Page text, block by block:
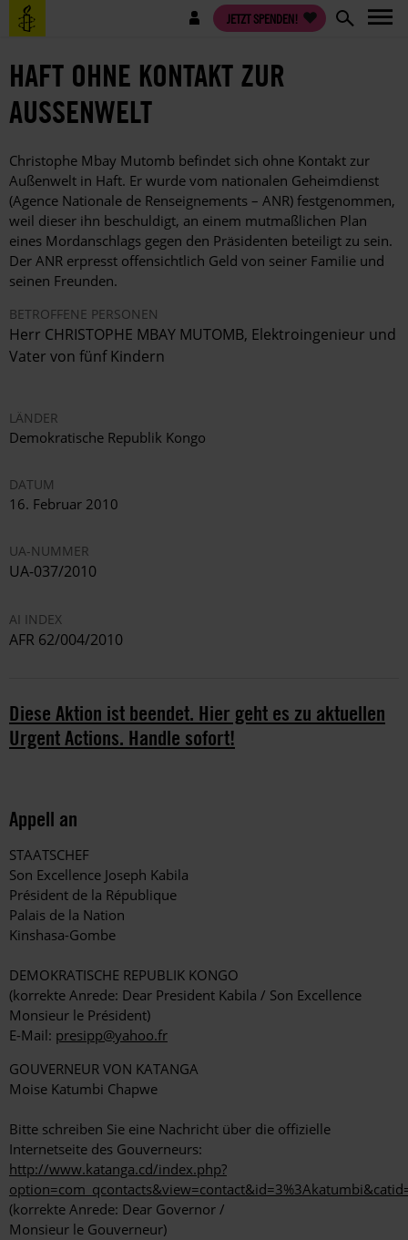
Direkt
zum
Benutzermenü JETZT SPENDEN!
HAFT OHNE KONTAKT ZUR
AUSSENWELT
Christophe Mbay Mutomb befindet sich ohne Kontakt zur
Außenwelt in Haft. Er wurde vom nationalen Geheimdienst
(Agence Nationale de Renseignements – ANR) festgenommen,
weil dieser ihn beschuldigt, an einem mutmaßlichen Plan
eines Mordanschlags gegen den Präsidenten beteiligt zu sein.
Der ANR erpresst offensichtlich Geld von seiner Familie und
seinen Freunden.
BETROFFENE PERSONEN
Herr CHRISTOPHE MBAY MUTOMB, Elektroingenieur und
Vater von fünf Kindern
LÄNDER
Demokratische Republik Kongo
DATUM
16. Februar 2010
UA-NUMMER
UA-037/2010
AI INDEX
AFR 62/004/2010
Diese Aktion ist beendet. Hier geht es zu aktuellen
Urgent Actions. Handle sofort!
Appell an
STAATSCHEF
Son Excellence Joseph Kabila
Président de la République
Palais de la Nation
Kinshasa-Gombe
DEMOKRATISCHE REPUBLIK KONGO
(korrekte Anrede: Dear President Kabila / Son Excellence
Monsieur le Président)
E-Mail: presipp@yahoo.fr
GOUVERNEUR VON KATANGA
Moise Katumbi Chapwe
Bitte schreiben Sie eine Nachricht über die offizielle
Internetseite des Gouverneurs:
http://www.katanga.cd/index.php?
(korrekte Anrede: Dear Governor /
Monsieur le Gouverneur)